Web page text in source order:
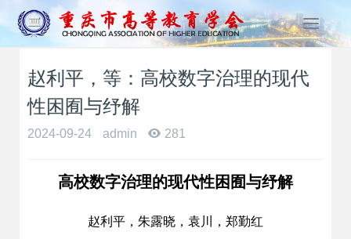
T
o
赵利平，等：高校数字治理的现代
性困囿与纾解
2024-09-24 admin 281
高校数字治理的现代性困囿与纾解
赵利平，朱露晓，袁川，郑勤红